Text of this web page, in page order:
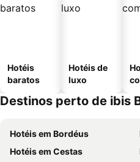
Hotéis
baratos
Hotéis de
luxo
Destinos perto de ibis
Hotéis em Bordéus
Hotéis em Cestas